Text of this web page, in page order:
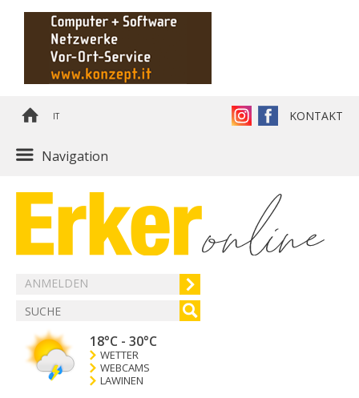
IT KONTAKT
Navigation
ANMELDEN
18°C - 30°C
WETTER
WEBCAMS
LAWINEN